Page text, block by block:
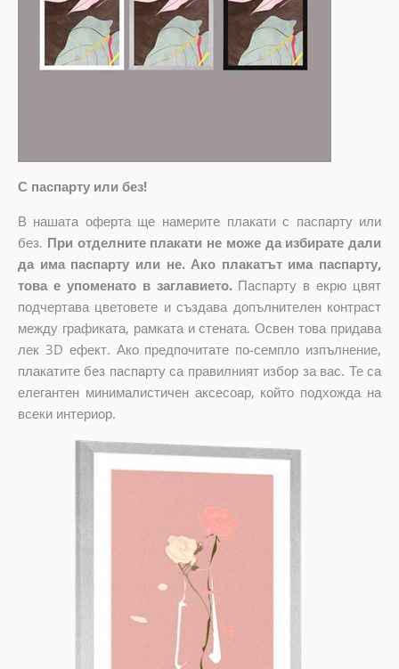
С паспарту или без!
В нашата оферта ще намерите плакати с паспарту или
без. При отделните плакати не може да избирате дали
да има паспарту или не. Ако плакатът има паспарту,
това е упоменато в заглавието. Паспарту в екрю цвят
подчертава цветовете и създава допълнителен контраст
между графиката, рамката и стената. Освен това придава
лек 3D ефект. Ако предпочитате по-семпло изпълнение,
плакатите без паспарту са правилният избор за вас. Те са
елегантен минималистичен аксесоар, който подхожда на
всеки интериор.